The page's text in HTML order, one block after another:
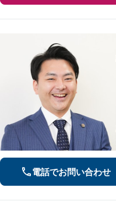
電話でお問い合わせ